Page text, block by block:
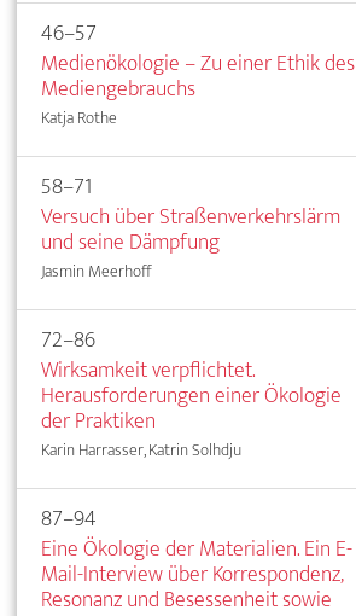
46–57
Medienökologie – Zu einer Ethik des
Mediengebrauchs
Katja Rothe
58–71
Versuch über Straßenverkehrslärm
und seine Dämpfung
Jasmin Meerhoff
72–86
Wirksamkeit verpflichtet.
Herausforderungen einer Ökologie
der Praktiken
Karin Harrasser, Katrin Solhdju
87–94
Eine Ökologie der Materialien. Ein E-
Mail-Interview über Korrespondenz,
Resonanz und Besessenheit sowie